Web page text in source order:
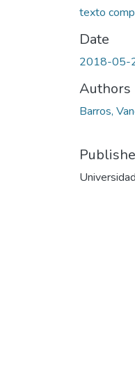
texto
Date
2018-05-
Authors
Barros,